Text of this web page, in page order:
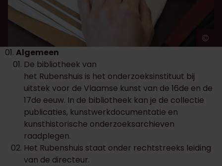
©
Algemeen
De bibliotheek van
het Rubenshuis is het onderzoeksinstituut bij
uitstek voor de Vlaamse kunst van de 16de en de
17de eeuw. In de bibliotheek kan je de collectie
publicaties, kunstwerkdocumentatie en
kunsthistorische onderzoeksarchieven
raadplegen.
Het Rubenshuis staat onder rechtstreeks leiding
van de directeur.